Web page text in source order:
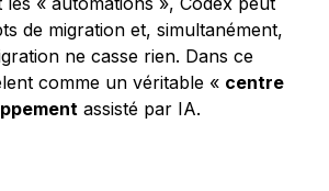
de migration et, simultanément,
ne casse rien. Dans ce
comme un véritable « centre
assisté par IA.